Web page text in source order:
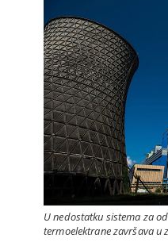
U nedostatku sistema za
termoelektrane završava u